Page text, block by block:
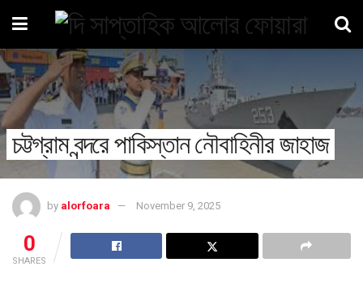
চট্টগ্রাম বন্দরে পাকিস্তান নৌবাহিনীর জাহাজ
by alorfoara November 9, 2025
0
SHARES